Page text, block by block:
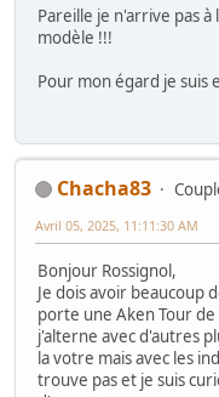
Pareille je n'arrive pas
modèle !!!
Pour mon égard je suis
Chacha83
Avril 05, 2025, 11:11:30 AM
Bonjour Rossignol,
Je dois avoir beaucoup
porte une Aken Tour
j'alterne avec d'autres
la votre mais avec les
trouve pas et je suis